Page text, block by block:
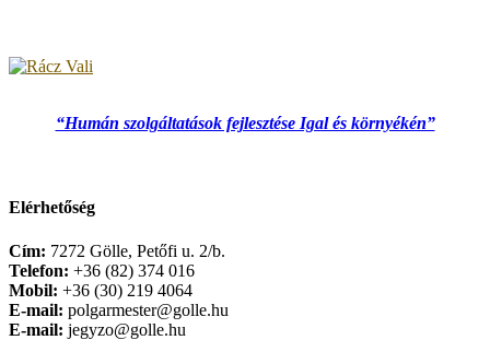
“Humán szolgáltatások fejlesztése Igal és környékén”
Elérhetőség
Cím: 7272 Gölle, Petőfi u. 2/b.
Telefon: +36 (82) 374 016
Mobil: +36 (30) 219 4064
E-mail: polgarmester@golle.hu
E-mail: jegyzo@golle.hu